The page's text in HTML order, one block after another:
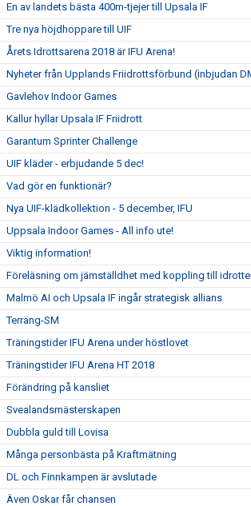
En av landets bästa 400m-tjejer till Upsala IF
Tre nya höjdhoppare till UIF
Årets Idrottsarena 2018 är IFU Arena!
Nyheter från Upplands Friidrottsförbund (inbjudan
Gavlehov Indoor Games
Kallur hyllar Upsala IF Friidrott
Garantum Sprinter Challenge
UIF kläder - erbjudande 5 dec!
Vad gör en funktionär?
Nya UIF-klädkollektion - 5 december, IFU
Uppsala Indoor Games - All info ute!
Viktig information!
Föreläsning om jämställdhet med koppling till
Malmö AI och Upsala IF ingår strategisk allians
Terräng-SM
Träningstider IFU Arena under höstlovet
Träningstider IFU Arena HT 2018
Förändring på kansliet
Svealandsmästerskapen
Dubbla guld till Lovisa
Många personbästa på Kraftmätning
DL och Finnkampen är avslutade
Även Oskar får chansen